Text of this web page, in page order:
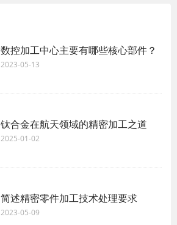
数控加工中心主要有哪些核心部件？
2023-05-13
钛合金在航天领域的精密加工之道
2025-01-02
简述精密零件加工技术处理要求
2023-05-09